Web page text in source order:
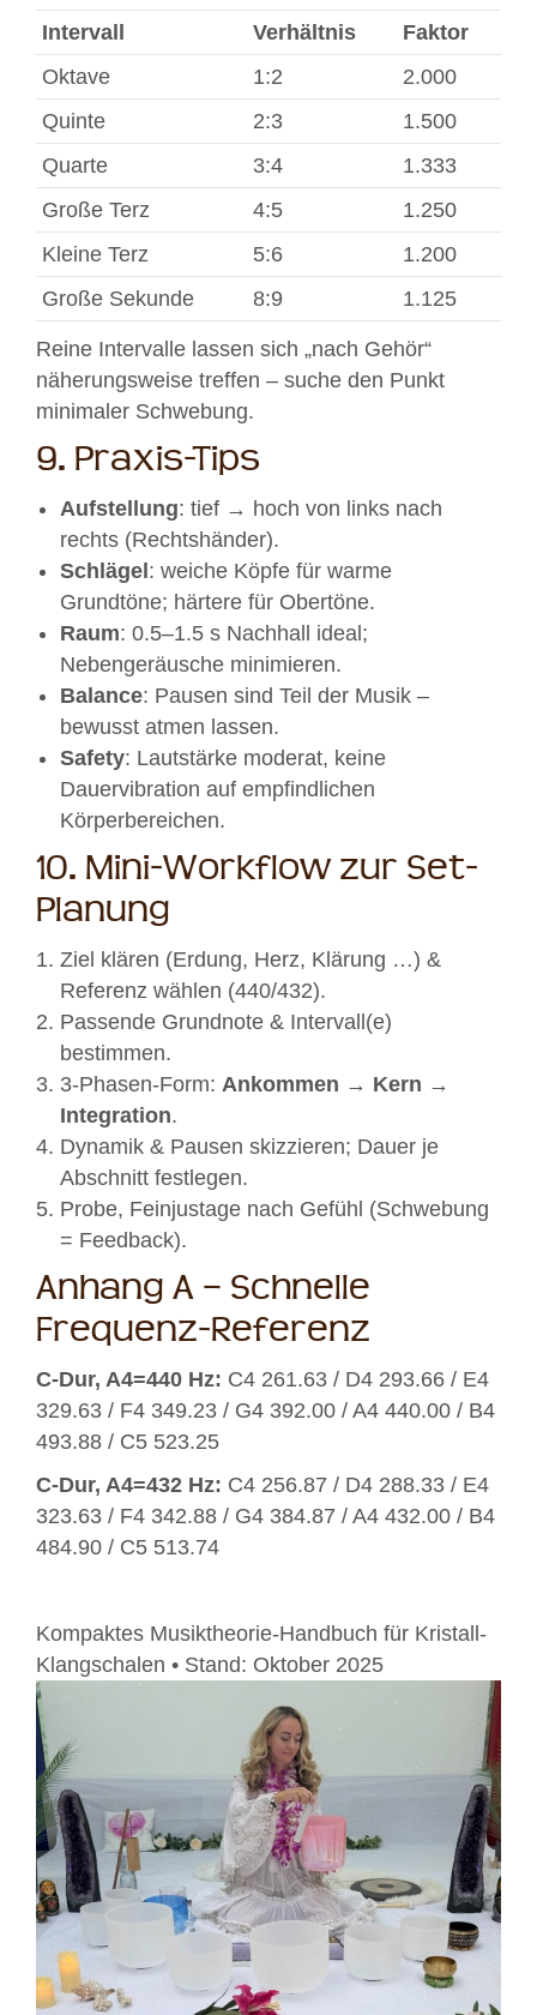
Intervall Verhältnis
Faktor
Oktave
1:2
2.000
Quinte
2:3
1.500
Quarte
3:4
1.333
Große Terz
4:5
1.250
Kleine Terz
5:6
1.200
Große Sekunde
8:9 1.125
Reine Intervalle lassen sich „nach Gehör“
näherungsweise treffen – suche den Punkt
minimaler Schwebung.
9. Praxis-Tips
Aufstellung: tief → hoch von links nach
rechts (Rechtshänder).
Schlägel : weiche Köpfe für warme
Grundtöne; härtere für Obertöne.
Raum: 0.5–1.5 s Nachhall ideal;
Nebengeräusche minimieren.
Balance: Pausen sind Teil der Musik –
bewusst atmen lassen.
Safety: Lautstärke moderat, keine
Dauervibration auf empfindlichen
Körperbereichen.
10. Mini-Workflow zur Set-
Planung
Ziel klären (Erdung, Herz, Klärung …) &
Referenz wählen (440/432).
Passende Grundnote & Intervall(e)
bestimmen.
3-Phasen-Form: Ankommen → Kern →
Integration.
Dynamik & Pausen skizzieren; Dauer je
Abschnitt festlegen.
Probe, Feinjustage nach Gefühl (Schwebung
= Feedback).
Anhang A – Schnelle
Frequenz-Referenz
C-Dur, A4=440 Hz: C4 261.63 / D4 293.66 / E4
329.63 / F4 349.23 / G4 392.00 / A4 440.00 / B4
493.88 / C5 523.25
C-Dur, A4=432 Hz: C4 256.87 / D4 288.33 / E4
323.63 / F4 342.88 / G4 384.87 / A4 432.00 / B4
484.90 / C5 513.74
Kompaktes Musiktheorie-Handbuch für Kristall-
Klangschalen • Stand: Oktober 2025